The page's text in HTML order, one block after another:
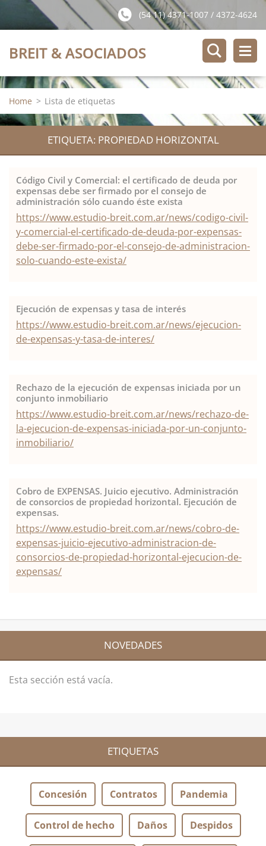
(54 11) 4371-1007 / 4372-4624
BREIT & ASOCIADOS
Home > Lista de etiquetas
ETIQUETA: PROPIEDAD HORIZONTAL
Código Civil y Comercial: el certificado de deuda por
expensas debe ser firmado por el consejo de
administración sólo cuando éste exista
https://www.estudio-breit.com.ar/news/codigo-civil-
y-comercial-el-certificado-de-deuda-por-expensas-
debe-ser-firmado-por-el-consejo-de-administracion-
solo-cuando-este-exista/
Ejecución de expensas y tasa de interés
https://www.estudio-breit.com.ar/news/ejecucion-
de-expensas-y-tasa-de-interes/
Rechazo de la ejecución de expensas iniciada por un
conjunto inmobiliario
https://www.estudio-breit.com.ar/news/rechazo-de-
la-ejecucion-de-expensas-iniciada-por-un-conjunto-
inmobiliario/
Cobro de EXPENSAS. Juicio ejecutivo. Administración
de consorcios de propiedad horizontal. Ejecución de
expensas.
https://www.estudio-breit.com.ar/news/cobro-de-
expensas-juicio-ejecutivo-administracion-de-
consorcios-de-propiedad-horizontal-ejecucion-de-
expensas/
NOVEDADES
Esta sección está vacía.
ETIQUETAS
Concesión Contratos Pandemia
Control de hecho Daños Despidos